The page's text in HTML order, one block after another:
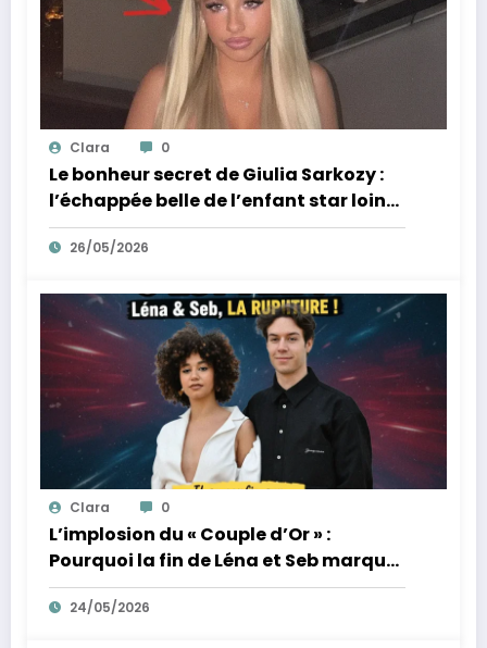
Clara 0
Le bonheur secret de Giulia Sarkozy :
l’échappée belle de l’enfant star loin
des tumultes familiaux.
26/05/2026
Clara 0
L’implosion du « Couple d’Or » :
Pourquoi la fin de Léna et Seb marque
la fin de l’innocence sur YouTube
24/05/2026